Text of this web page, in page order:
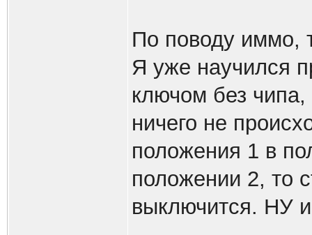
По поводу иммо,
Я уже научился
ключом без
ничего не
положения 1 в
положении 2, то
выключится. НУ и